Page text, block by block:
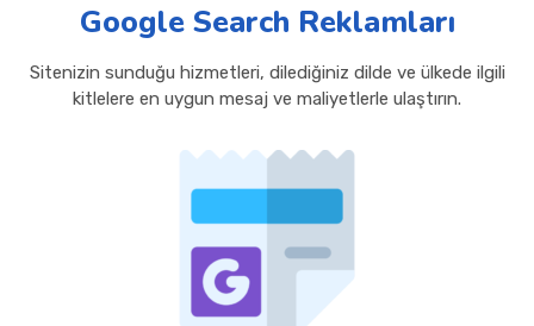
Google Search Reklamları
Sitenizin sunduğu hizmetleri, dilediğiniz dilde ve ülkede ilgili
kitlelere en uygun mesaj ve maliyetlerle ulaştırın.